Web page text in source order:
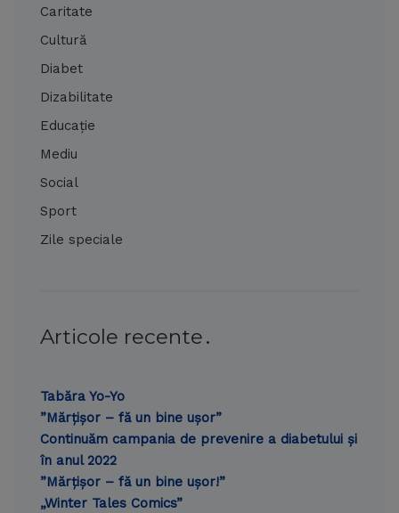
Caritate
Cultură
Diabet
Dizabilitate
Educație
Mediu
Social
Sport
Zile speciale
Articole recente
Tabăra Yo-Yo
”Mărțișor – fă un bine ușor”
Continuăm campania de prevenire a diabetului și
în anul 2022
”Mărțișor – fă un bine ușor!”
„Winter Tales Comics”